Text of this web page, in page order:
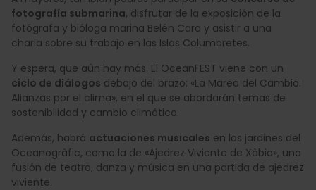
fotografía submarina, disfrutar de la exposición de la
fotógrafa y bióloga marina Belén Caro y asistir a una
charla sobre su trabajo en las Islas Columbretes.
Y espera, que aún hay más. El OceanFEST viene con un
ciclo de diálogos debajo del brazo: «La Marea del Cambio:
Alianzas por el clima», en el que se abordarán temas de
sostenibilidad y cambio climático.
Además, habrá actuaciones musicales en los jardines del
Oceanogràfic, como la de «Ajedrez Viviente de Xàbia», una
fusión de teatro, danza y música en una partida de ajedrez
viviente.